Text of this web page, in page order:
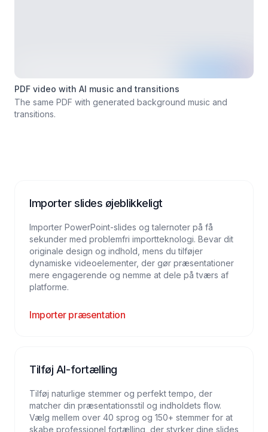
PDF video with AI music and transitions
The same PDF with generated background music and
transitions.
Importer slides øjeblikkeligt
Importer PowerPoint-slides og talernoter på få
sekunder med problemfri importteknologi. Bevar dit
originale design og indhold, mens du tilføjer
dynamiske videoelementer, der gør præsentationer
mere engagerende og nemme at dele på tværs af
platforme.
Importer præsentation
Tilføj AI-fortælling
Tilføj naturlige stemmer og perfekt tempo, der
matcher din præsentationsstil og indholdets flow.
Vælg mellem over 40 sprog og 150+ stemmer for at
skabe professionel fortælling, der styrker dine slides